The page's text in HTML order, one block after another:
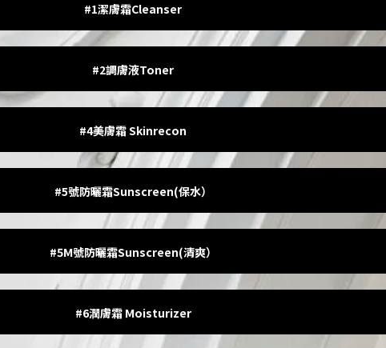
#1潔膚霜Cleanser
#2調膚液Toner
#4美膚霜 Skinrecon
#5號防曬霜Sunscreen(保水）
#5M號防曬霜Sunscreen(清爽）
#6潤膚霜 Moisturizer